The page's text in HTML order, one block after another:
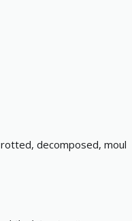
rotted, decomposed,